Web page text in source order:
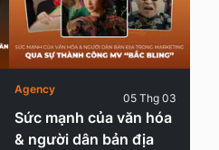
Sức mạnh của văn hóa
& người dân bản địa
Agency
05 Thg 03